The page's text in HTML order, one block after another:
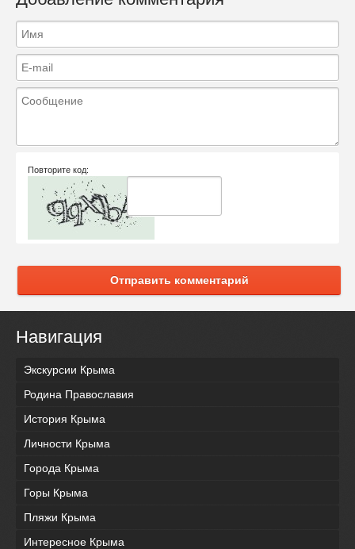
Повторите код:
Отправить комментарий
Навигация
Экскурсии Крыма
Родина Православия
История Крыма
Личности Крыма
Города Крыма
Горы Крыма
Пляжи Крыма
Интересное Крыма